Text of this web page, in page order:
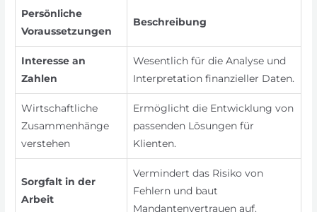
Persönliche
Voraussetzungen
Beschreibung
Interesse an
Zahlen
Wesentlich für die Analyse und
Interpretation finanzieller Daten.
Wirtschaftliche
Zusammenhänge
verstehen
Ermöglicht die Entwicklung von
passenden Lösungen für
Klienten.
Sorgfalt in der
Arbeit
Vermindert das Risiko von
Fehlern und baut
Mandantenvertrauen auf.